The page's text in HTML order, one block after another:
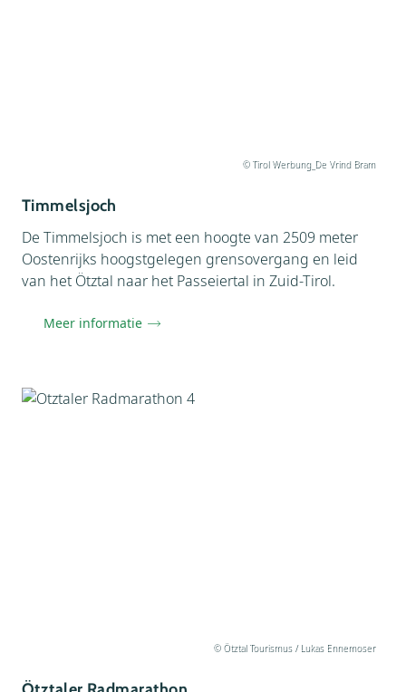
© Tirol Werbung_De Vrind Bram
Timmelsjoch
De Timmelsjoch is met een hoogte van 2509 meter
Oostenrijks hoogstgelegen grensovergang en leid
van het Ötztal naar het Passeiertal in Zuid-Tirol.
Meer informatie
© Ötztal Tourismus / Lukas Ennemoser